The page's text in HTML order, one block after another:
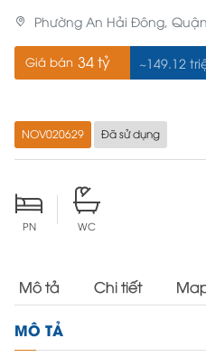
NOV020629 Đã sử dụng
Phường An Hải Đông,
Giá bán 34 tỷ ~149.12
PN WC
Mô tả Chi tiết
MÔ TẢ